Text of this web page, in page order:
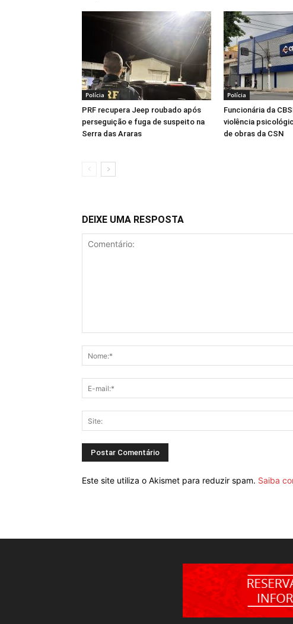
Polícia
PRF recupera Jeep roubado após
perseguição e fuga de suspeito na
Serra das Araras
Polícia
Funcionária da
violência
de obras da CSN
DEIXE UMA RESPOSTA
Este site utiliza o Akismet para reduzir spam. Saiba